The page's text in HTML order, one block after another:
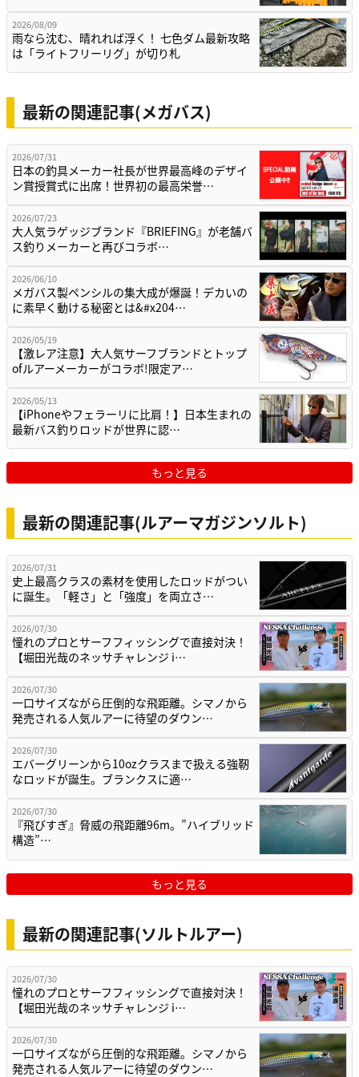
2026/08/09
雨なら沈む、晴れれば浮く！ 七色ダム最新攻略
は「ライトフリーリグ」が切り札
最新の関連記事(メガバス)
2026/07/31
日本の釣具メーカー社長が世界最高峰のデザイ
ン賞授賞式に出席！世界初の最高栄誉…
2026/07/23
大人気ラゲッジブランド『BRIEFING』が老舗バ
ス釣りメーカーと再びコラボ…
2026/06/10
メガバス製ペンシルの集大成が爆誕！デカいの
に素早く動ける秘密とは&#x204…
2026/05/19
【激レア注意】大人気サーフブランドとトップ
ofルアーメーカーがコラボ!限定ア…
2026/05/13
【iPhoneやフェラーリに比肩！】日本生まれの
最新バス釣りロッドが世界に認…
もっと見る
最新の関連記事(ルアーマガジンソルト)
2026/07/31
史上最高クラスの素材を使用したロッドがつい
に誕生。「軽さ」と「強度」を両立さ…
2026/07/30
憧れのプロとサーフフィッシングで直接対決！
【堀田光哉のネッサチャレンジ i…
2026/07/30
一口サイズながら圧倒的な飛距離。シマノから
発売される人気ルアーに待望のダウン…
2026/07/30
エバーグリーンから10ozクラスまで扱える強靭
なロッドが誕生。ブランクスに適…
2026/07/30
『飛びすぎ』脅威の飛距離96m。”ハイブリッド
構造”…
もっと見る
最新の関連記事(ソルトルアー)
2026/07/30
憧れのプロとサーフフィッシングで直接対決！
【堀田光哉のネッサチャレンジ i…
2026/07/30
一口サイズながら圧倒的な飛距離。シマノから
発売される人気ルアーに待望のダウン…